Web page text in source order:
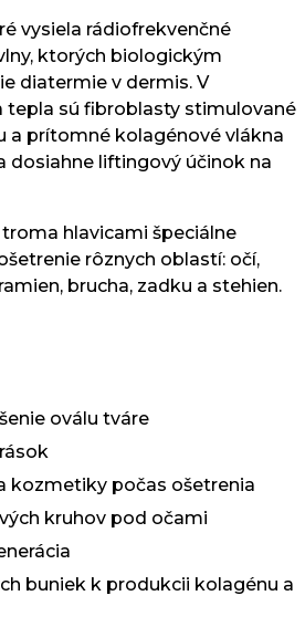
vysiela rádiofrekvenčné
ktorých biologickým
diatermie v dermis. V
tepla sú fibroblasty stimulované
a prítomné kolagénové vlákna
dosiahne liftingový účinok na
hlavicami špeciálne
rôznych oblastí: očí,
brucha, zadku a stehien.
oválu tváre
kozmetiky počas ošetrenia
kruhov pod očami
buniek k produkcii kolagénu a